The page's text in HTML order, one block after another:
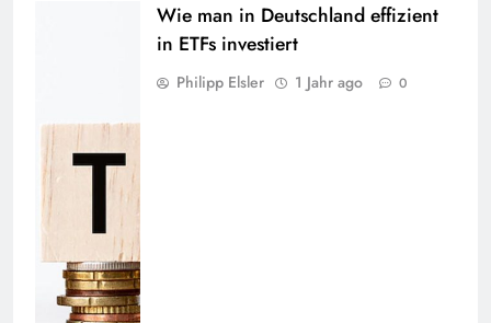
Wie man in Deutschland effizient
in ETFs investiert
Philipp Elsler 1 Jahr ago 0